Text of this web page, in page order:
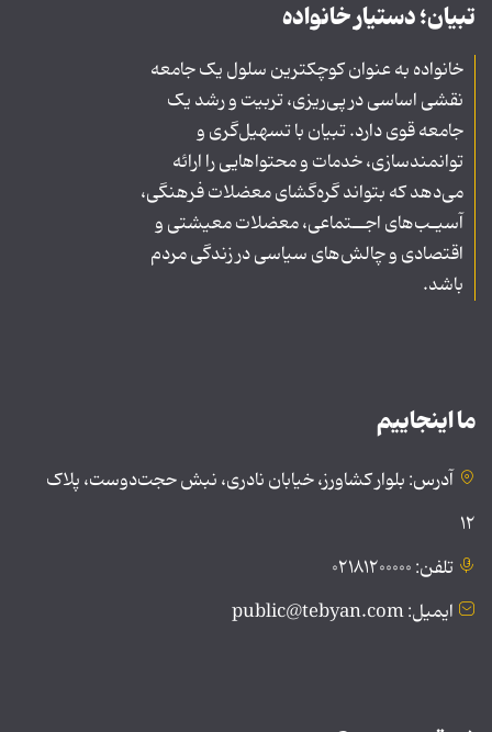
تبیان؛ دستیار خانواده
خانواده به عنوان کوچکترین سلول یک جامعه
نقشی اساسی در پی‌ریزی، تربیت و رشد یک
جامعه قوی دارد. تبیان با تسهیل‌گری و
توانمندسازی، خدمات و محتواهایی را ارائه
می‌دهد که بتواند گره‌گشای معضلات فرهنگی،
آسیـب‌های اجــتماعی، معضلات معیشتی و
اقتصادی و چالش‌های سیاسی در زندگی مردم
باشد.
ما اینجاییم
آدرس: بلوار کشاورز، خیابان نادری، نبش حجت‌دوست، پلاک
۱۲
تلفن: ۰۲۱۸۱۲۰۰۰۰۰
ایمیل: public@tebyan.com